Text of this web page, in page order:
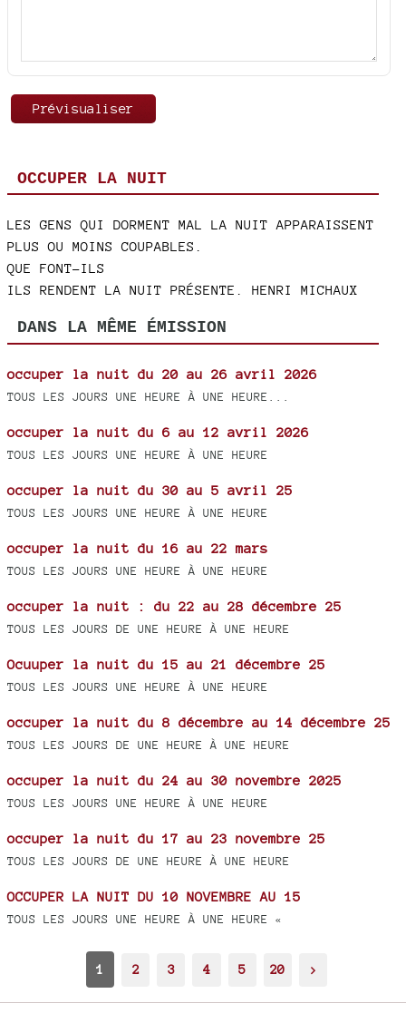
OCCUPER LA NUIT
LES GENS QUI DORMENT MAL LA NUIT APPARAISSENT
PLUS OU MOINS COUPABLES.
QUE FONT-ILS
ILS RENDENT LA NUIT PRÉSENTE. HENRI MICHAUX
DANS LA MÊME ÉMISSION
occuper la nuit du 20 au 26 avril 2026
TOUS LES JOURS UNE HEURE À UNE HEURE...
occuper la nuit du 6 au 12 avril 2026
TOUS LES JOURS UNE HEURE À UNE HEURE
occuper la nuit du 30 au 5 avril 25
TOUS LES JOURS UNE HEURE À UNE HEURE
occuper la nuit du 16 au 22 mars
TOUS LES JOURS UNE HEURE À UNE HEURE
occuper la nuit : du 22 au 28 décembre 25
TOUS LES JOURS DE UNE HEURE À UNE HEURE
Ocuuper la nuit du 15 au 21 décembre 25
TOUS LES JOURS UNE HEURE À UNE HEURE
occuper la nuit du 8 décembre au 14 décembre 25
TOUS LES JOURS DE UNE HEURE À UNE HEURE
occuper la nuit du 24 au 30 novembre 2025
TOUS LES JOURS UNE HEURE À UNE HEURE
occuper la nuit du 17 au 23 novembre 25
TOUS LES JOURS DE UNE HEURE À UNE HEURE
OCCUPER LA NUIT DU 10 NOVEMBRE AU 15
TOUS LES JOURS UNE HEURE À UNE HEURE «
1 2 3 4 5 20 >